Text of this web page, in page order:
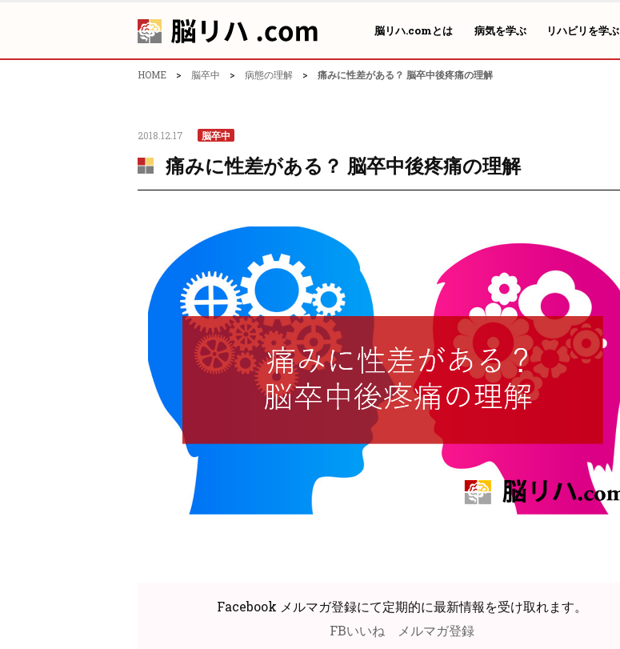
脳リハ.comとは 病気を学ぶ リハビリを学ぶ
HOME > 脳卒中 > 病態の理解 > 痛みに性差がある？ 脳卒中後疼痛の理解
2018.12.17 脳卒中
痛みに性差がある？ 脳卒中後疼痛の理解
Facebook メルマガ登録にて定期的に最新情報を受け取れます。
FBいいね
メルマガ登録